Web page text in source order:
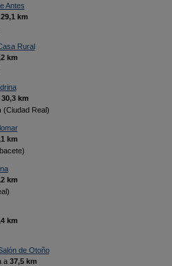
Antes
29,1 km
Rural
km
30,3 km
(Ciudad Real)
km
km
km
de Otoño
a 37,5 km